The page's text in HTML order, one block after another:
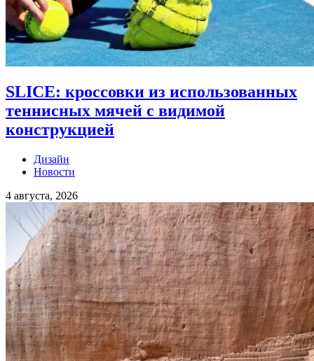
SLICE: кроссовки из использованных
теннисных мячей с видимой
конструкцией
Дизайн
Новости
4 августа, 2026